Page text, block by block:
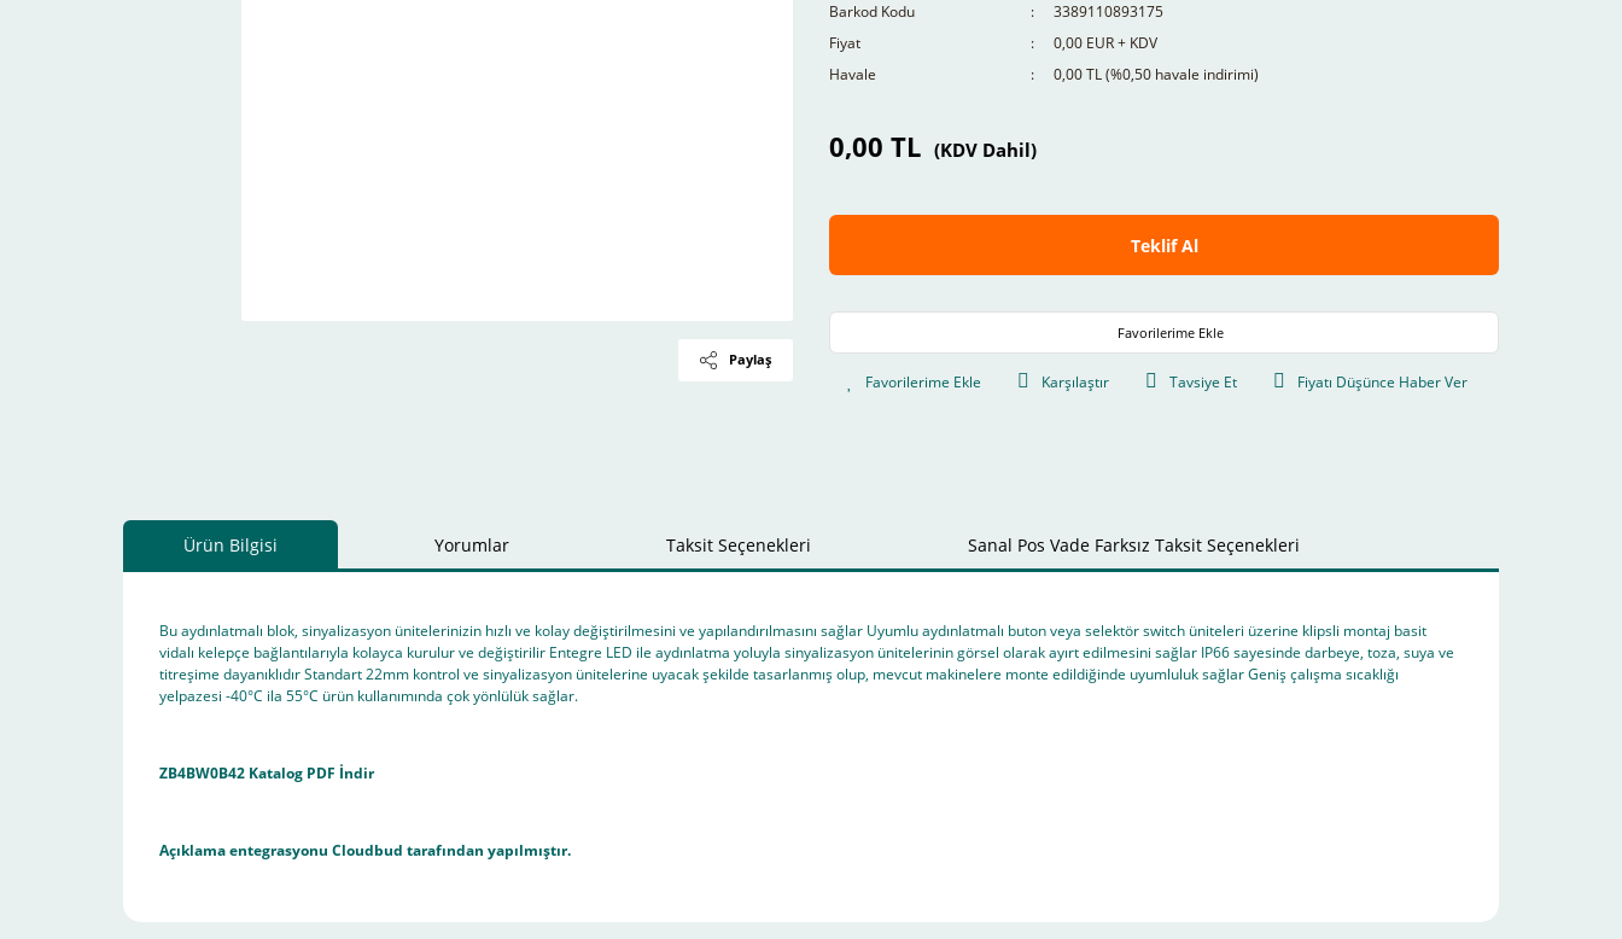
Paylaş
Barkod Kodu
3389110893175
Fiyat
0,00 EUR + KDV
Havale
0,00 TL (%0,50 havale indirimi)
0,00 TL (KDV Dahil)
Teklif Al
Karşılaştır Tavsiye Et Fiyatı Düşünce Haber Ver
Ürün Bilgisi Yorumlar Taksit Seçenekleri Sanal Pos Vade Farksız Taksit Seçenekleri
Bu aydınlatmalı blok, sinyalizasyon ünitelerinizin hızlı ve kolay değiştirilmesini ve yapılandırılmasını sağlar Uyumlu aydınlatmalı buton veya selektör switch üniteleri üzerine klipsli montaj basit
vidalı kelepçe bağlantılarıyla kolayca kurulur ve değiştirilir Entegre LED ile aydınlatma yoluyla sinyalizasyon ünitelerinin görsel olarak ayırt edilmesini sağlar IP66 sayesinde darbeye, toza, suya ve
titreşime dayanıklıdır Standart 22mm kontrol ve sinyalizasyon ünitelerine uyacak şekilde tasarlanmış olup, mevcut makinelere monte edildiğinde uyumluluk sağlar Geniş çalışma sıcaklığı
yelpazesi -40°C ila 55°C ürün kullanımında çok yönlülük sağlar.
ZB4BW0B42 Katalog PDF İndir
Açıklama entegrasyonu Cloudbud tarafından yapılmıştır.